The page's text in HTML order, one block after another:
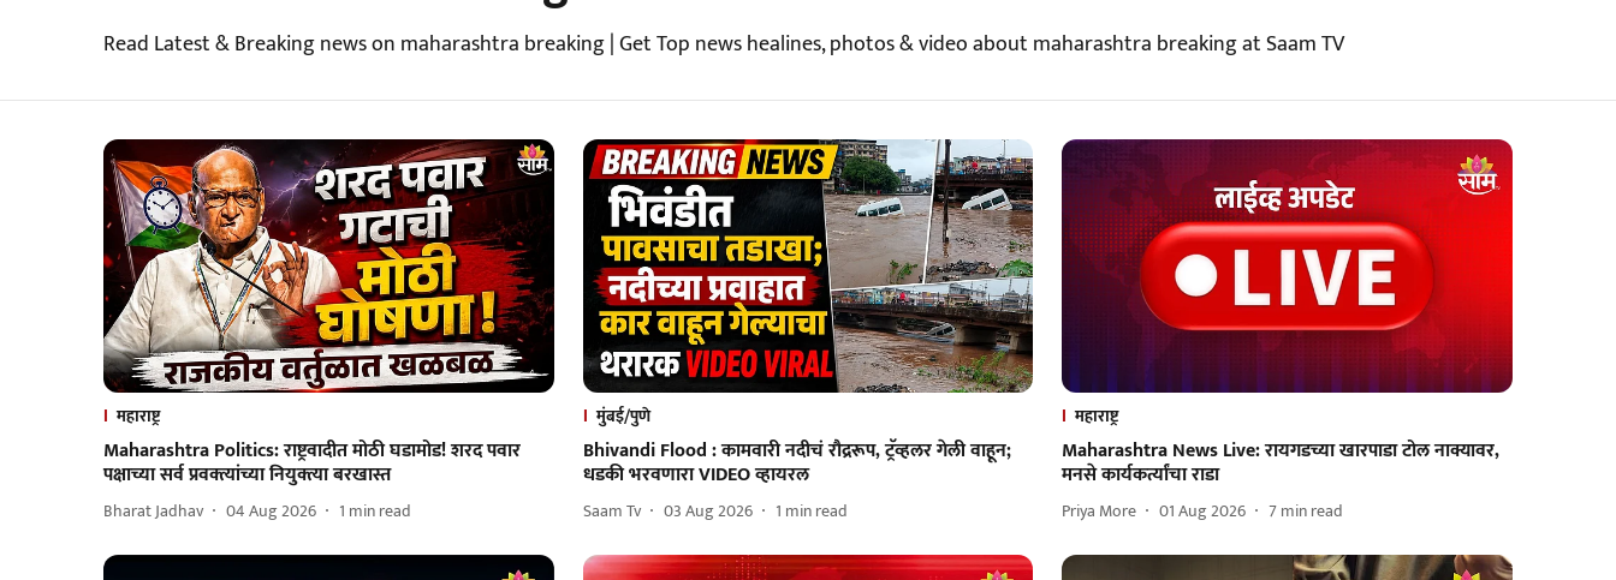
Read Latest & Breaking news on maharashtra breaking | Get Top news healines, photos & video about maharashtra breaking at Saam TV
महाराष्ट्र
Maharashtra Politics: राष्ट्रवादीत मोठी घडामोड! शरद पवार
पक्षाच्या सर्व प्रवक्त्यांच्या नियुक्त्या बरखास्त
Bharat Jadhav 04 Aug 2026 1 min read
मुंबई/पुणे
Bhivandi Flood : कामवारी नदीचं रौद्ररूप, ट्रॅव्हलर गेली वाहून;
धडकी भरवणारा VIDEO व्हायरल
Saam Tv 03 Aug 2026 1 min read
महाराष्ट्र
Maharashtra News Live: रायगडच्या खारपाडा टोल नाक्यावर,
मनसे कार्यकर्त्यांचा राडा
Priya More 01 Aug 2026 7min read